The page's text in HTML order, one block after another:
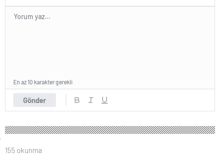
Gönder
En az 10 karakter gerekli
155 okunma